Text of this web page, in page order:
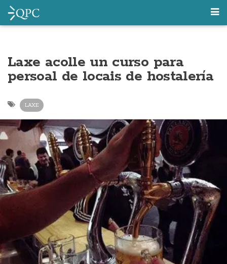
Laxe acolle un curso para
persoal de locais de hostalería
LAXE